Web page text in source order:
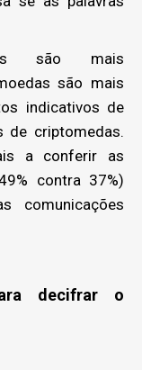
são mais
são mais
indicativos de
de criptomedas.
a conferir as
contra 37%)
comunicações
decifrar o